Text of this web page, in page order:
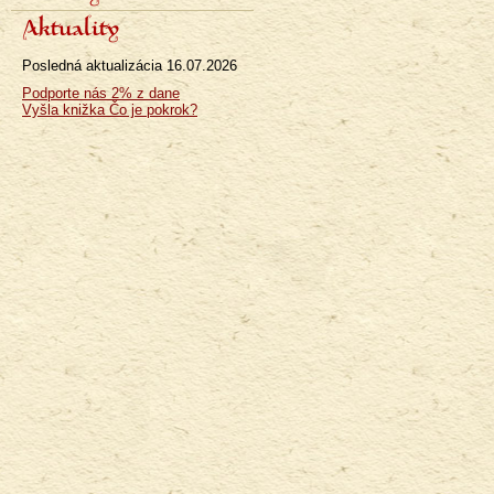
Aktuality
Posledná aktualizácia 16.07.2026
Podporte nás 2% z dane
Vyšla knižka Čo je pokrok?